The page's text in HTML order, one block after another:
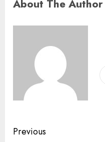
About The Author
Previous